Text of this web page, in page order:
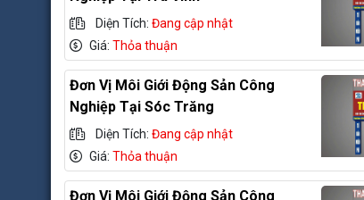
Diện Tích: Đang cập nhật
Giá: Thỏa thuận
Đơn Vị Môi Giới Động Sản Công
Nghiệp Tại Sóc Trăng
Diện Tích: Đang cập nhật
Giá: Thỏa thuận
Đơn Vị Môi Giới Động Sản Công